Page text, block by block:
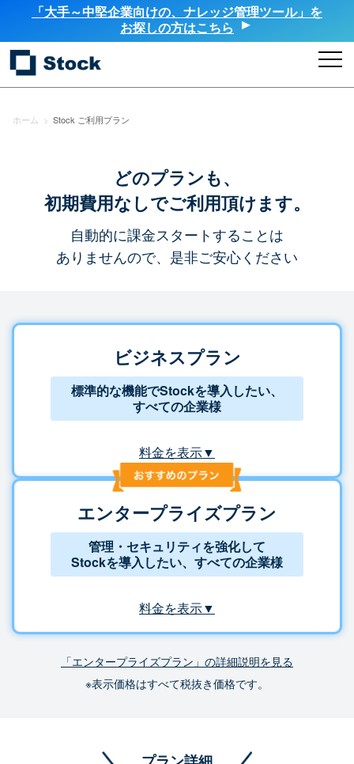
「大手～中堅企業向けの、ナレッジ管理ツール」を
お探しの方はこちら
ホーム > Stock ご利用プラン
どのプランも、
初期費用なしでご利用頂けます。
自動的に課金スタートすることは
ありませんので、是非ご安心ください
ビジネスプラン
標準的な機能でStockを導入したい、
すべての企業様
料金を表示▼
エンタープライズプラン
管理・セキュリティを強化して
Stockを導入したい、すべての企業様
料金を表示▼
「エンタープライズプラン」の詳細説明を見る
※表示価格はすべて税抜き価格です。